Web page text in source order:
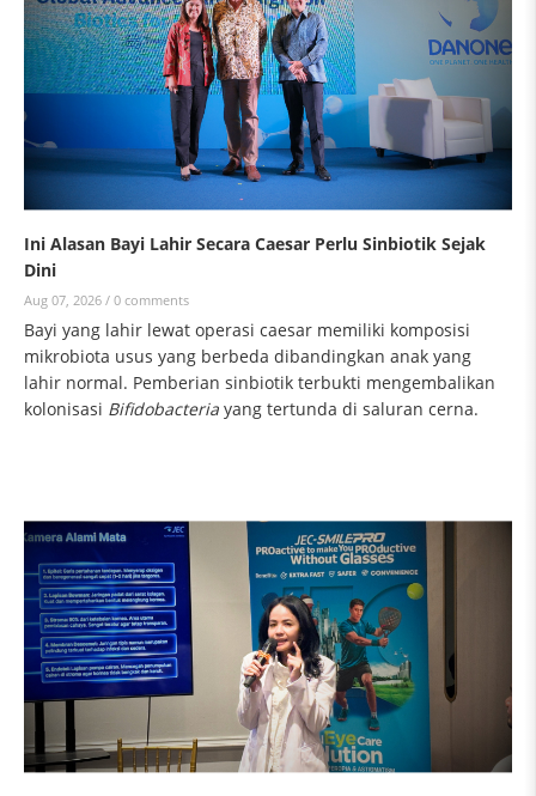
Ini Alasan Bayi Lahir Secara Caesar Perlu Sinbiotik Sejak
Dini
Aug 07, 2026 / 0 comments
Bayi yang lahir lewat operasi caesar memiliki komposisi
mikrobiota usus yang berbeda dibandingkan anak yang
lahir normal. Pemberian sinbiotik terbukti mengembalikan
kolonisasi Bifidobacteria yang tertunda di saluran cerna.